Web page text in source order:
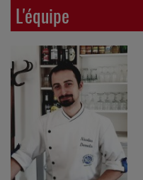
L'équipe